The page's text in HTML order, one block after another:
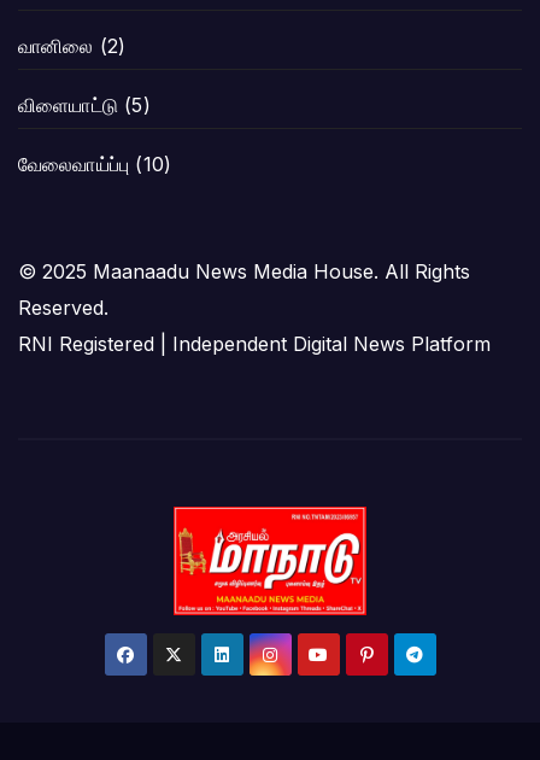
வானிலை (2)
விளையாட்டு (5)
வேலைவாய்ப்பு (10)
© 2025 Maanaadu News Media House. All Rights
Reserved.
RNI Registered | Independent Digital News Platform